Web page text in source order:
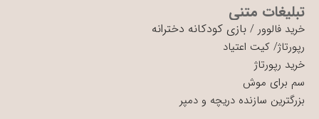
تبلیغات متنی
خرید فالوور / بازی کودکانه دخترانه
رپورتاژ/ کیت اعتیاد
خرید رپورتاژ
سم برای موش
بزرگترین سازنده دریچه و دمپر